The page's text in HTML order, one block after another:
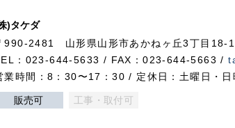
)タケダ
990-2481 山形県山形市あかねヶ丘3丁目18-1
：023-644-5633 / FAX：023-644-5663 /
業時間：8：30〜17：30 / 定休日：土曜日・日
販売可 工事・取付可